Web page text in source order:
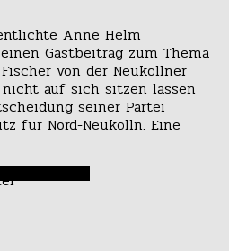
Anne Helm
Gastbeitrag zum Thema
von der Neuköllner
auf sich sitzen lassen
seiner Partei
für Nord-Neukölln. Eine